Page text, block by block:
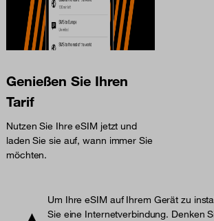
Genießen Sie Ihren
Tarif
Nutzen Sie Ihre eSIM jetzt und
laden Sie sie auf, wann immer Sie
möchten.
Um Ihre eSIM auf Ihrem Gerät zu
Sie eine Internetverbindung. Denken